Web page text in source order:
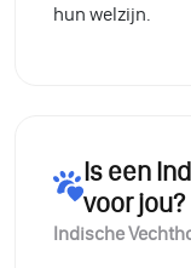
hun welzijn.
Is een
voor jou?
Indische